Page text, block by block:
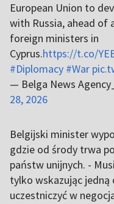
European Union to
with Russia, ahead of
foreign ministers in
Cyprus.https://t.co/
#Diplomacy #War
— Belga News
28, 2026
Belgijski minister
gdzie od środy trwa
państw unijnych. -
tylko wskazując jedną
uczestniczyć w